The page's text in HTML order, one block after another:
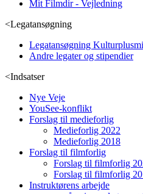
Mit Filmdir - Vejledning
<Legatansøgning
Legatansøgning
Andre legater og stipendier
<Indsatser
Nye Veje
YouSee-konflikt
Forslag til medieforlig
Medieforlig 2022
Medieforlig 2018
Forslag til filmforlig
Forslag til filmforlig
Forslag til filmforlig
Instruktørens arbejde